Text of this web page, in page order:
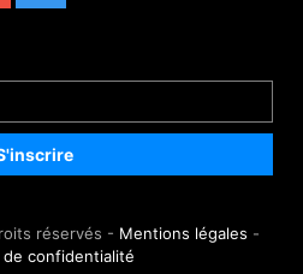
réservés - Mentions légales -
de confidentialité